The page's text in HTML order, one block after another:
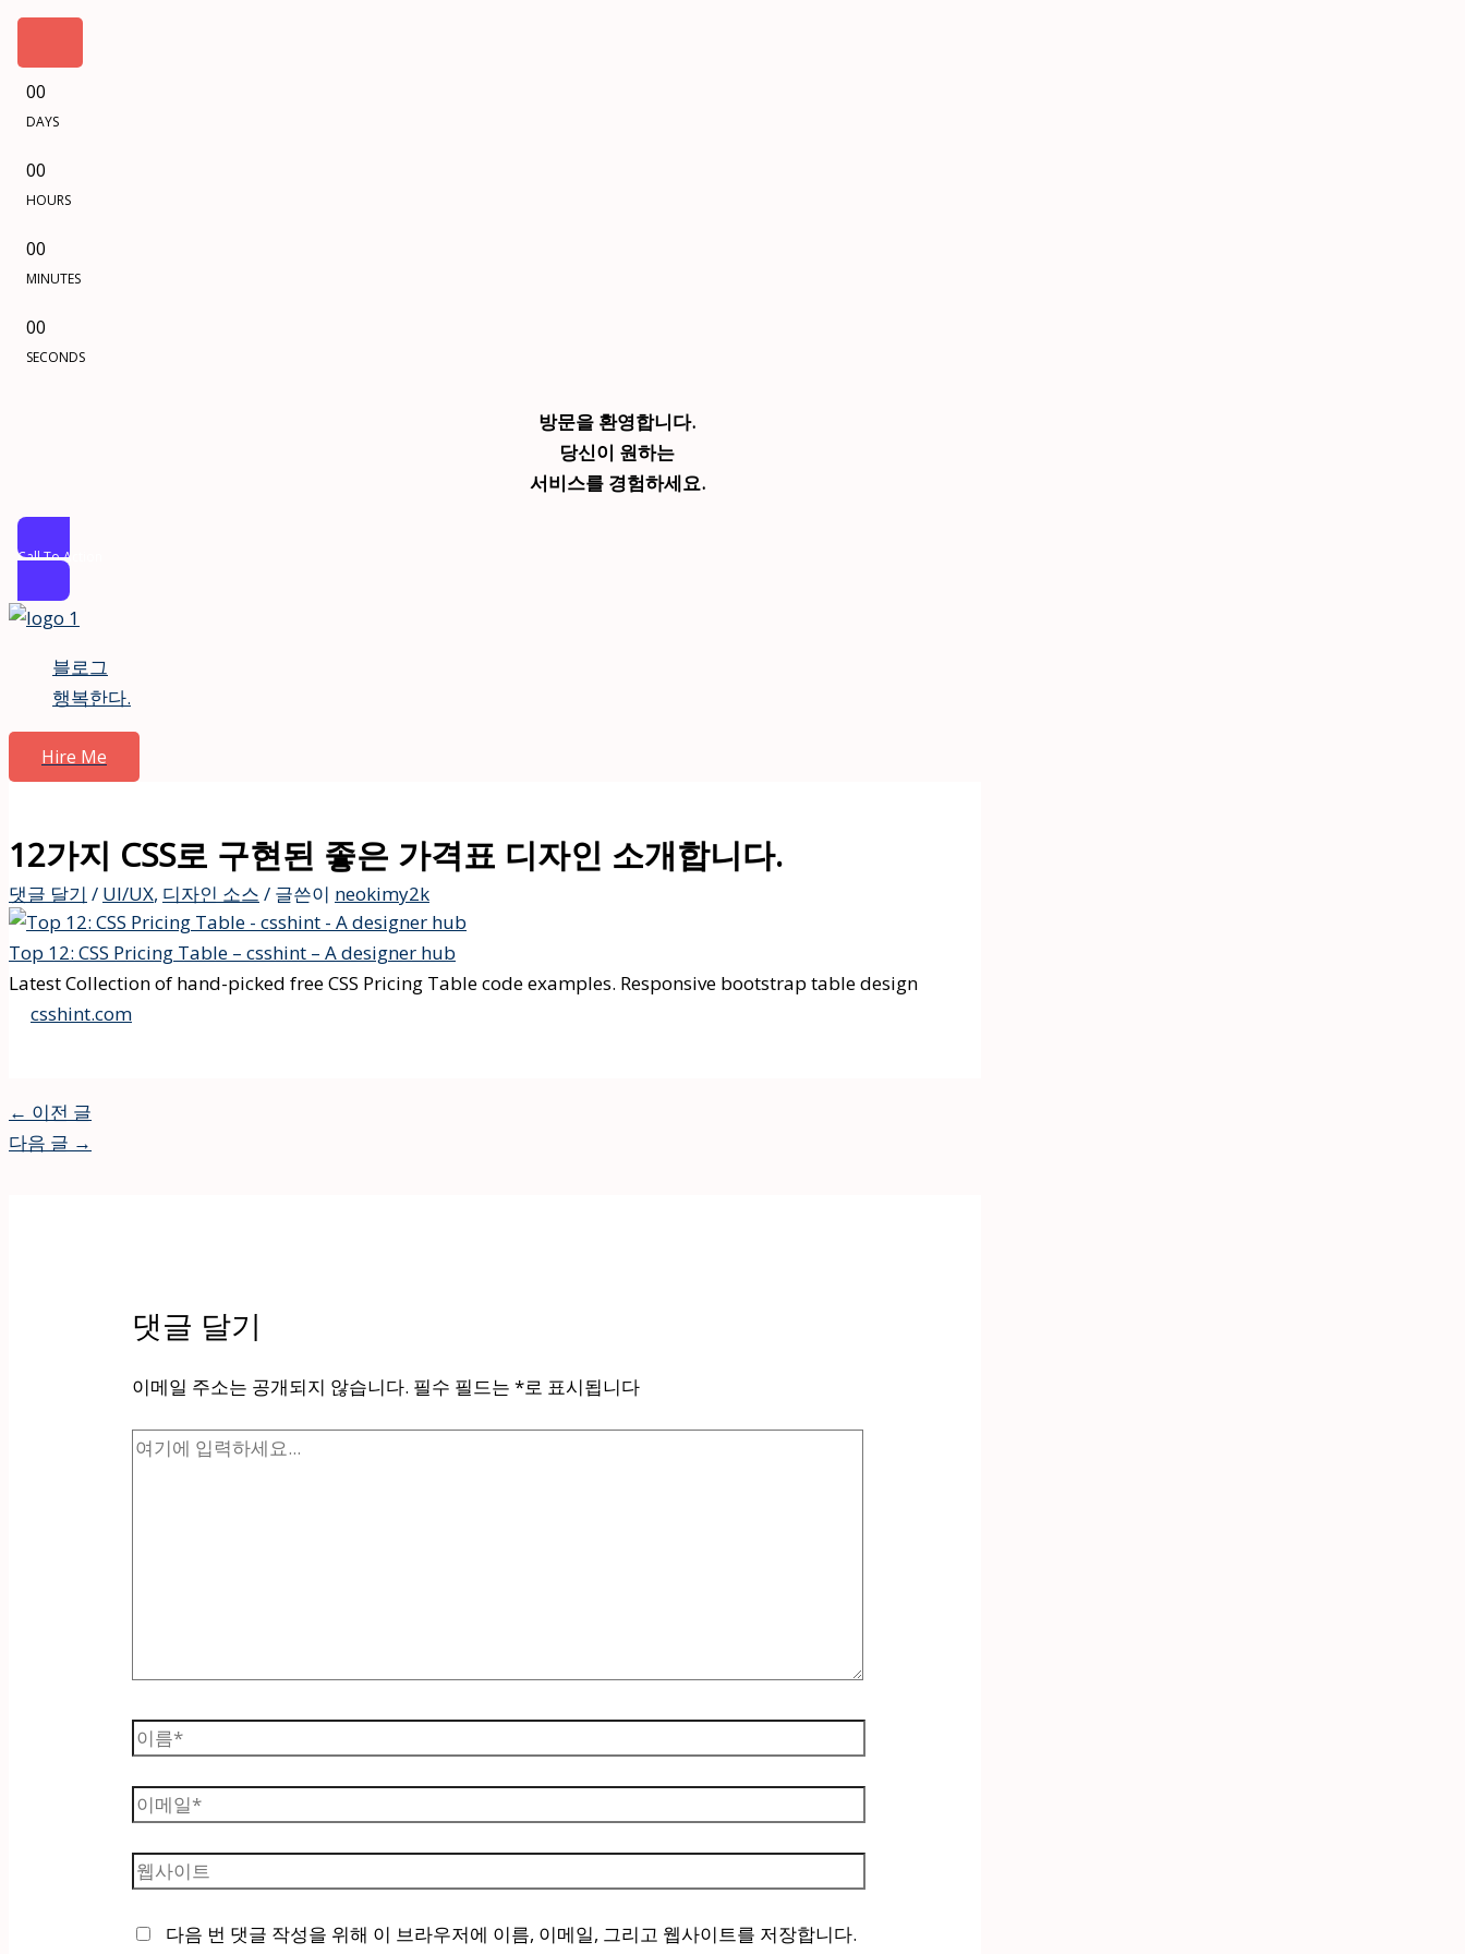
00
DAYS
00
HOURS
00
MINUTES
00
SECONDS
방문을 환영합니다.
당신이 원하는
서비스를 경험하세요.
Call To Action
콘
건
블로그
행복한다.
Hire Me
12가지 CSS로 구현된 좋은 가격표 디자인 소개합니다.
댓글 달기 / UI/UX, 디자인 소스 / 글쓴이 neokimy2k
Top 12: CSS Pricing Table – csshint – A designer hub
Latest Collection of hand-picked free CSS Pricing Table code examples. Responsive bootstrap table design
csshint.com
← 이전 글
다음 글 →
댓글 달기
이메일 주소는 공개되지 않습니다. 필수 필드는*로 표시됩니다
여
이
름
*이
메
일
*
웹
사
이
다음 번 댓글 작성을 위해 이 브라우저에 이름, 이메일, 그리고 웹사이트를 저장합니다.